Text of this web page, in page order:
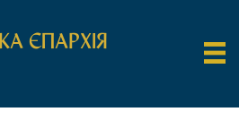
ЄПАРХІЯ